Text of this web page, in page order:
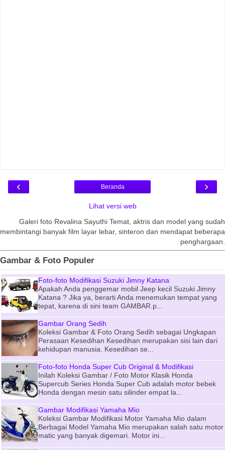
‹ ›
Beranda
Lihat versi web
Galeri foto Revalina Sayuthi Temat, aktris dan model yang sudah
membintangi banyak film layar lebar, sinteron dan mendapat beberapa
penghargaan.
Gambar & Foto Populer
Foto-foto Modifikasi Suzuki Jimny Katana
Apakah Anda penggemar mobil Jeep kecil Suzuki Jimny
Katana ? Jika ya, berarti Anda menemukan tempat yang
tepat, karena di sini team GAMBAR.p...
Gambar Orang Sedih
Koleksi Gambar & Foto Orang Sedih sebagai Ungkapan
Perasaan Kesedihan Kesedihan merupakan sisi lain dari
kehidupan manusia. Kesedihan se...
Foto-foto Honda Super Cub Original & Modifikasi
Inilah Koleksi Gambar / Foto Motor Klasik Honda
Supercub Series Honda Super Cub adalah motor bebek
Honda dengan mesin satu silinder empat la...
Gambar Modifikasi Yamaha Mio
Koleksi Gambar Modifikasi Motor Yamaha Mio dalam
Berbagai Model Yamaha Mio merupakan salah satu motor
matic yang banyak digemari. Motor ini...